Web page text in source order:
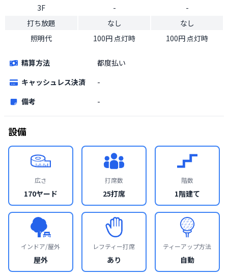
3F
-
-
打ち放題
なし
なし
照明代
100円 点灯時 100円 点灯時
精算方法
都度払い
キャッシュレス決済
-
備考
-
設備
広さ
170ヤード
打席数
25打席
階数
1階建て
インドア/屋外
屋外
レフティー打席
あり
ティーアップ方法
自動